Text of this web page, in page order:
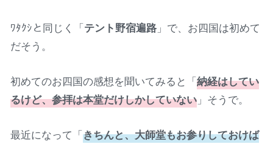
ﾜﾀｸｼと同じく「 テント野宿遍路 」で、お四国は初めて
だそう。
初めてのお四国の感想を聞いてみると「納経はしてい
るけど、参拝は本堂だけしかしていない 」そうで。
最近になって「きちんと、大師堂もお参りしておけば